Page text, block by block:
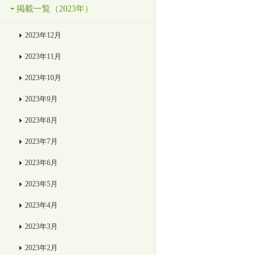
掲載一覧（2023年）
2023年12月
2023年11月
2023年10月
2023年9月
2023年8月
2023年7月
2023年6月
2023年5月
2023年4月
2023年3月
2023年2月